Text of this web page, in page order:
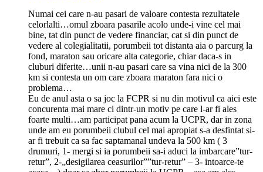
Numai cei care n-au pasari de valoare contesta rezultatele
celorlalti…omul zboara pasarile acolo unde-i vine cel mai
bine, tat din punct de vedere financiar, cat si din punct de
vedere al colegialitatii, porumbeii tot distanta aia o parcurg la
fond, maraton sau oricare alta categorie, chiar daca-s in
cluburi diferite…unii n-au pasari care sa vina nici de la 300
km si contesta un om care zboara maraton fara nici o
problema…
Eu de anul asta o sa joc la FCPR si nu din motivul ca aici este
concurenta mai mare ci dintr-un motiv pe care l-ar fi ales
foarte multi…am participat pana acum la UCPR, dar in zona
unde am eu porumbeii clubul cel mai apropiat s-a desfintat si-
ar fi trebuit ca sa fac saptamanal undeva la 500 km ( 3
drumuri, 1- mergi si ia porumbeii sa-i aduci la imbarcare”tur-
retur”, 2-„desigilarea ceasurilor””tur-retur” – 3- intoarce-te